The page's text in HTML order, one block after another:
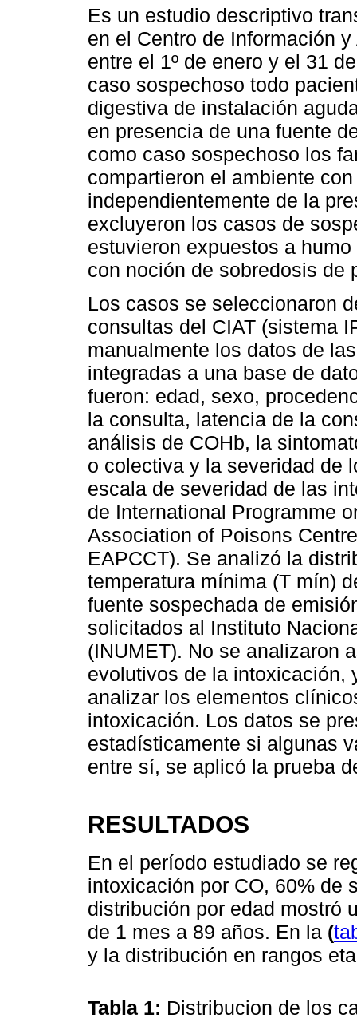
Es un estudio descriptivo
en el Centro de Información
entre el 1º de enero y el 31
caso sospechoso todo
digestiva de instalación
en presencia de una fuente
como caso sospechoso los
compartieron el ambiente
independientemente de la
excluyeron los casos de
estuvieron expuestos a
con noción de sobredosis de
Los casos se seleccionaron
consultas del CIAT (sistema
manualmente los datos de
integradas a una base de
fueron: edad, sexo,
la consulta, latencia de la
análisis de COHb, la
o colectiva y la severidad de
escala de severidad de las
de International Programme
Association of Poisons
EAPCCT). Se analizó la
temperatura mínima (T mín)
fuente sospechada de
solicitados al Instituto
(INUMET). No se analizaron
evolutivos de la intoxicación,
analizar los elementos
intoxicación. Los datos se
estadísticamente si algunas
entre sí, se aplicó la prueba
RESULTADOS
En el período estudiado se
intoxicación por CO, 60% de
distribución por edad mostró
de 1 mes a 89 años. En la (
y la distribución en rangos
Tabla 1: Distribucion de los